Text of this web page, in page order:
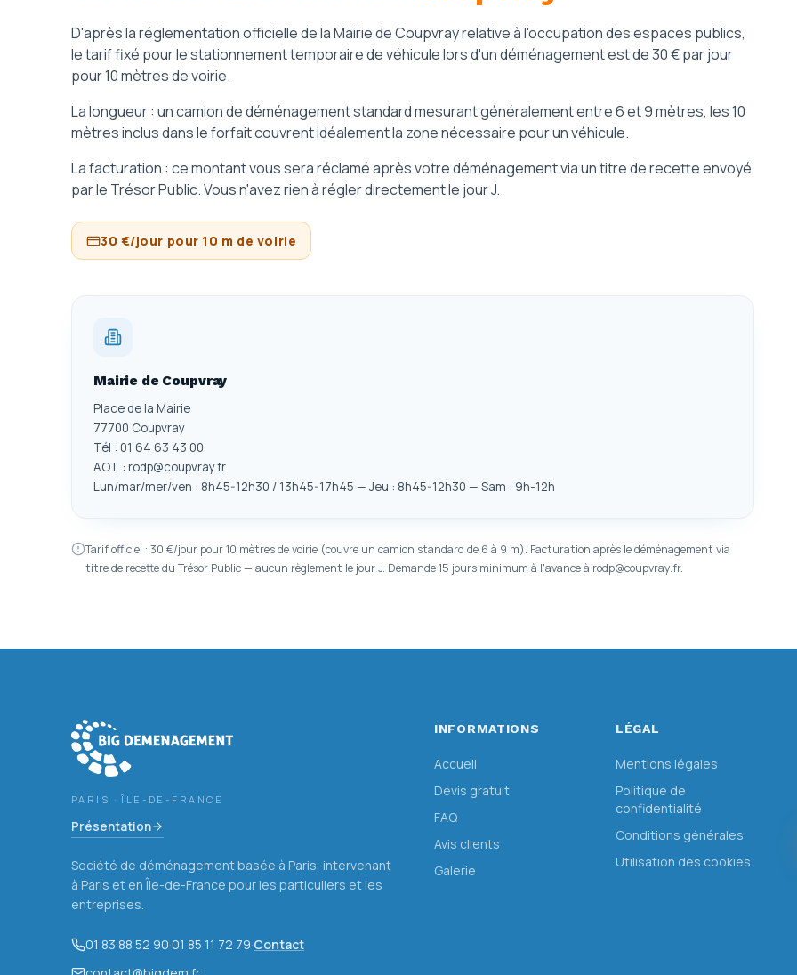
D'après la réglementation officielle de la Mairie de Coupvray relative à l'occupation des espaces publics,
le tarif fixé pour le stationnement temporaire de véhicule lors d'un déménagement est de 30 € par jour
pour 10 mètres de voirie.
La longueur : un camion de déménagement standard mesurant généralement entre 6 et 9 mètres, les 10
mètres inclus dans le forfait couvrent idéalement la zone nécessaire pour un véhicule.
La facturation : ce montant vous sera réclamé après votre déménagement via un titre de recette envoyé
par le Trésor Public. Vous n'avez rien à régler directement le jour J.
30 €/jour pour 10 m de voirie
Mairie de Coupvray
Place de la Mairie
77700 Coupvray
Tél : 01 64 63 43 00
AOT : rodp@coupvray.fr
Lun/mar/mer/ven : 8h45-12h30 / 13h45-17h45 — Jeu : 8h45-12h30 — Sam : 9h-12h
Tarif officiel : 30 €/jour pour 10 mètres de voirie (couvre un camion standard de 6 à 9 m). Facturation après le déménagement via
titre de recette du Trésor Public — aucun règlement le jour J. Demande 15 jours minimum à l'avance à rodp@coupvray.fr.
PARIS · ÎLE-DE-FRANCE
Présentation
Société de déménagement basée à Paris, intervenant
à Paris et en Île-de-France pour les particuliers et les
entreprises.
01 83 88 52 90·01 85 11 72 79·Contact
INFORMATIONS
Accueil
Devis gratuit
FAQ
Avis clients
Galerie
LÉGAL
Mentions légales
Politique de
confidentialité
Conditions générales
Utilisation des cookies